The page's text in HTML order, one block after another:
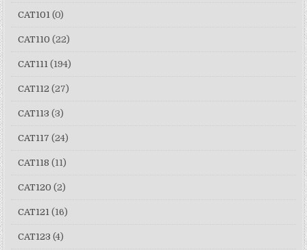
CAT101 (0)
CAT110 (22)
CAT111 (194)
CAT112 (27)
CAT113 (3)
CAT117 (24)
CAT118 (11)
CAT120 (2)
CAT121 (16)
CAT123 (4)